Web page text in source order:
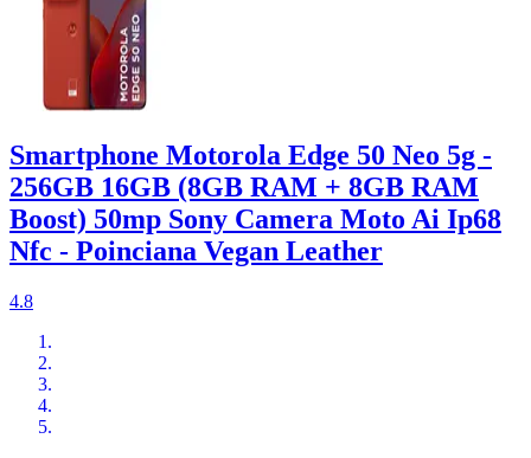
Smartphone Motorola Edge 50 Neo 5g -
256GB 16GB (8GB RAM + 8GB RAM
Boost) 50mp Sony Camera Moto Ai Ip68
Nfc - Poinciana Vegan Leather
4.8